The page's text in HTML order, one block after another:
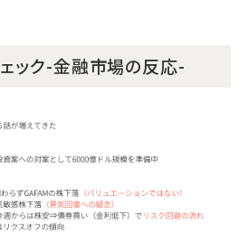
ック-金融市場の反応-